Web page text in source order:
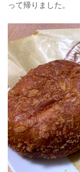
って帰りました。